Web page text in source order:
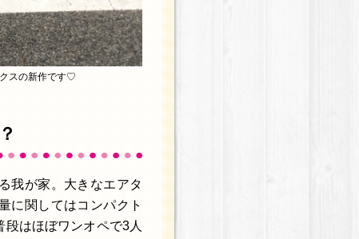
スの新作です♡
我が家。大きなエアタ
に関してはコンパクト
はほぼワンオペで3人